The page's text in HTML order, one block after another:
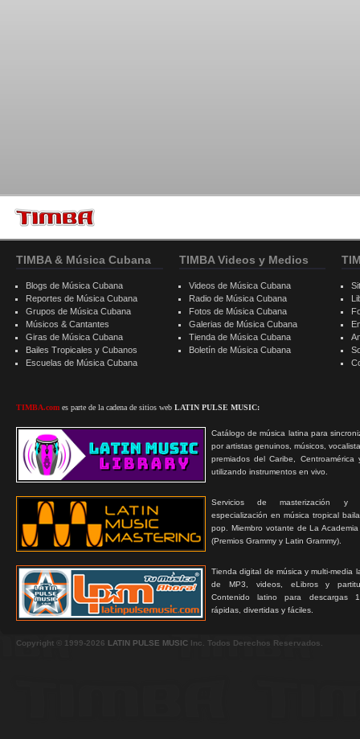
TIMBA & Música Cubana
Blogs de Música Cubana
Reportes de Música Cubana
Grupos de Música Cubana
Músicos & Cantantes
Giras de Música Cubana
Bailes Tropicales y Cubanos
Escuelas de Música Cubana
TIMBA.com es parte de la cadena de sitios web LATIN PULSE MUSIC:
Catálogo de música latina para
por artistas genuinos, músicos,
premiados del Caribe, Centroamérica
utilizando instrumentos en vivo.
Servicios de masterización y
especialización en música tropical
pop. Miembro votante de La
(Premios Grammy y Latin Grammy).
Tienda digital de música y multi-media
de MP3, videos, eLibros y
Contenido latino para descargas
rápidas, divertidas y fáciles.
TIMBA Videos y Medios
Videos de Música Cubana
Radio de Música Cubana
Fotos de Música Cubana
Galerias de Música Cubana
Tienda de Música Cubana
Boletín de Música Cubana
Copyright © 1999-2026 LATIN PULSE MUSIC Inc. Todos Derechos Reservados.